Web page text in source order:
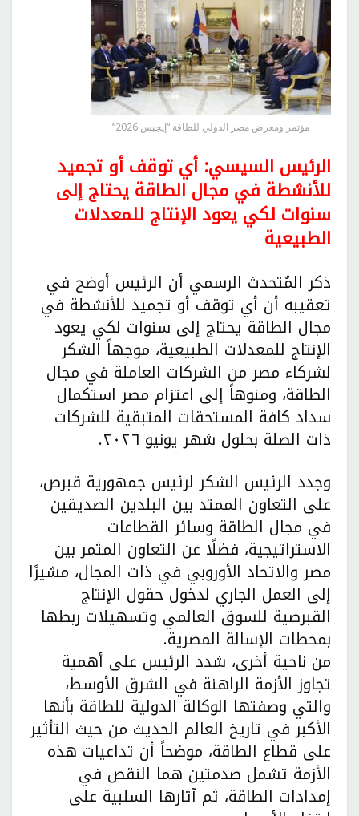
مؤتمر ومعرض مصر الدولي للطاقة “إيجبس 2026”
الرئيس السيسي: أي توقف أو تجميد
للأنشطة في مجال الطاقة يحتاج إلى
سنوات لكي يعود الإنتاج للمعدلات
الطبيعية
ذكر المُتحدث الرسمي أن الرئيس أوضح في
تعقيبه أن أي توقف أو تجميد للأنشطة في
مجال الطاقة يحتاج إلى سنوات لكي يعود
الإنتاج للمعدلات الطبيعية، موجهاً الشكر
لشركاء مصر من الشركات العاملة في مجال
الطاقة، ومنوهاً إلى اعتزام مصر استكمال
سداد كافة المستحقات المتبقية للشركات
ذات الصلة بحلول شهر يونيو ٢٠٢٦.
وجدد الرئيس الشكر لرئيس جمهورية قبرص،
على التعاون الممتد بين البلدين الصديقين
في مجال الطاقة وسائر القطاعات
الاستراتيجية، فضلًا عن التعاون المثمر بين
مصر والاتحاد الأوروبي في ذات المجال، مشيرًا
إلى العمل الجاري لدخول حقول الإنتاج
القبرصية للسوق العالمي وتسهيلات ربطها
بمحطات الإسالة المصرية.
من ناحية أخرى، شدد الرئيس على أهمية
تجاوز الأزمة الراهنة في الشرق الأوسط،
والتي وصفتها الوكالة الدولية للطاقة بأنها
الأكبر في تاريخ العالم الحديث من حيث التأثير
على قطاع الطاقة، موضحاً أن تداعيات هذه
الأزمة تشمل صدمتين هما النقص في
إمدادات الطاقة، ثم آثارها السلبية على